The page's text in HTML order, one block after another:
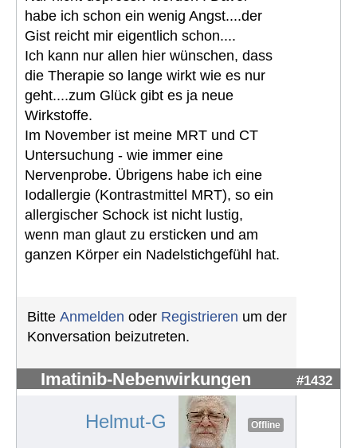
habe ich schon ein wenig Angst....der
Gist reicht mir eigentlich schon....
Ich kann nur allen hier wünschen, dass
die Therapie so lange wirkt wie es nur
geht....zum Glück gibt es ja neue
Wirkstoffe.
Im November ist meine MRT und CT
Untersuchung - wie immer eine
Nervenprobe. Übrigens habe ich eine
Iodallergie (Kontrastmittel MRT), so ein
allergischer Schock ist nicht lustig,
wenn man glaut zu ersticken und am
ganzen Körper ein Nadelstichgefühl hat.
Bitte Anmelden oder Registrieren um der
Konversation beizutreten.
Imatinib-Nebenwirkungen #1432
Helmut-G Offline